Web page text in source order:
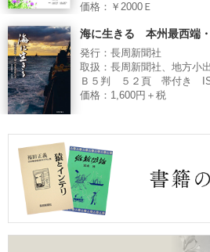
価格：￥2000Ｅ
海に生きる 本州最西端
発行：長周新聞社
取扱：長周新聞社、地方小
Ｂ５判 ５２頁 帯付き
価格：1,600円＋税